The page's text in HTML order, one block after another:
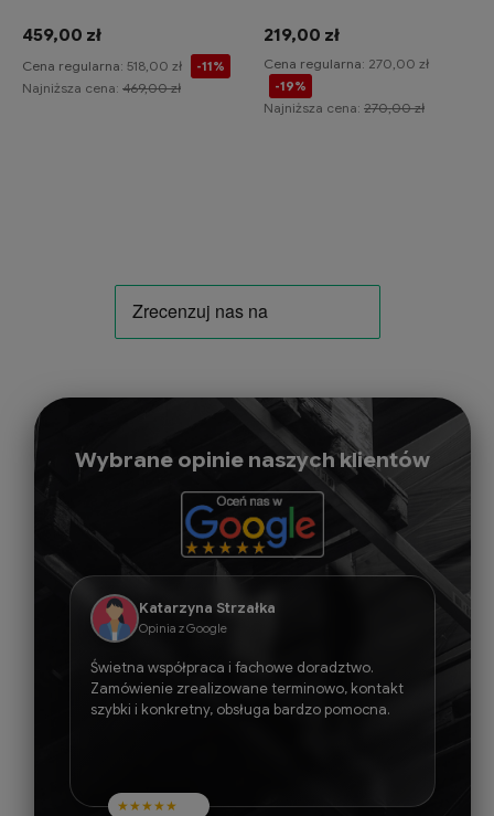
459,00 zł
Cena regularna: 518,00 zł -11%
Najniższa cena: 469,00 zł
219,00 zł
Cena regularna: 270,00 zł
-19%
Najniższa cena: 270,00 zł
Wybrane opinie naszych klientów
Katarzyna Strzałka
Opinia z Google
Świetna współpraca i fachowe doradztwo.
Zamówienie zrealizowane terminowo, kontakt
szybki i konkretny, obsługa bardzo pomocna.
★★★★★